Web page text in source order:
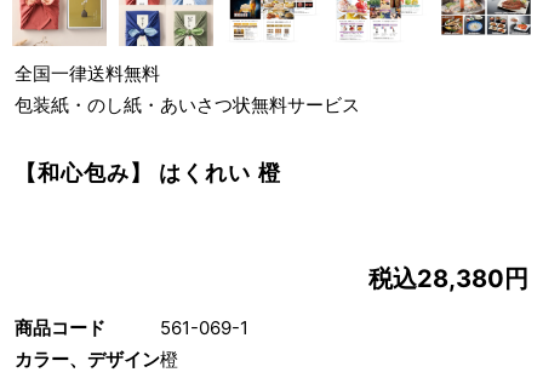
全国一律送料無料
包装紙・のし紙・あいさつ状無料サービス
【和心包み】 はくれい 橙
税込28,380円
商品コード
561-069-1
カラー、デザイン橙